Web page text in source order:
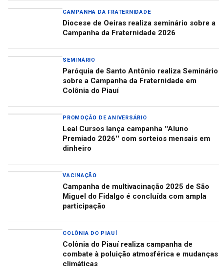
CAMPANHA DA FRATERNIDADE
Diocese de Oeiras realiza seminário sobre a
Campanha da Fraternidade 2026
SEMINÁRIO
Paróquia de Santo Antônio realiza Seminário
sobre a Campanha da Fraternidade em
Colônia do Piauí
PROMOÇÃO DE ANIVERSÁRIO
Leal Cursos lança campanha ''Aluno
Premiado 2026'' com sorteios mensais em
dinheiro
VACINAÇÃO
Campanha de multivacinação 2025 de São
Miguel do Fidalgo é concluída com ampla
participação
COLÔNIA DO PIAUÍ
Colônia do Piauí realiza campanha de
combate à poluição atmosférica e mudanças
climáticas